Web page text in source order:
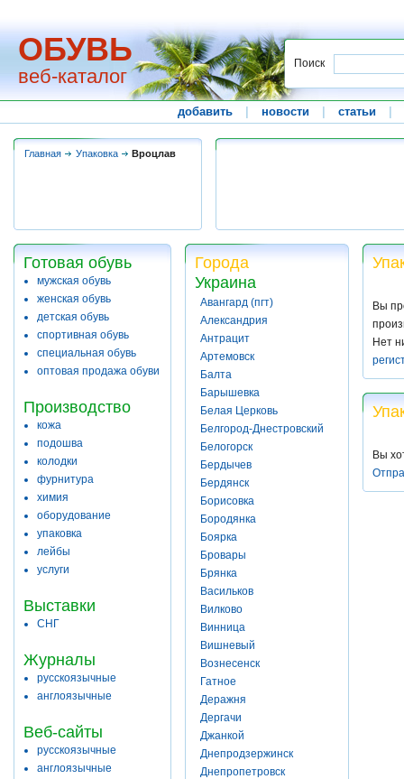
ОБУВЬ
веб-каталог
Поиск
добавить новости статьи
Главная Упаковка Вроцлав
Готовая обувь
мужская обувь
женская обувь
детская обувь
спортивная обувь
специальная обувь
оптовая продажа обуви
Производство
кожа
подошва
колодки
фурнитура
химия
оборудование
упаковка
лейбы
услуги
Выставки
СНГ
Журналы
русскоязычные
англоязычные
Веб-сайты
русскоязычные
англоязычные
Города
Украина
Авангард (пгт)
Александрия
Антрацит
Артемовск
Балта
Барышевка
Белая Церковь
Белгород-Днестровский
Белогорск
Бердычев
Бердянск
Борисовка
Бородянка
Боярка
Бровары
Брянка
Васильков
Вилково
Винница
Вишневый
Вознесенск
Гатное
Деражня
Дергачи
Джанкой
Днепродзержинск
Днепропетровск
Вы
Нет
Вы